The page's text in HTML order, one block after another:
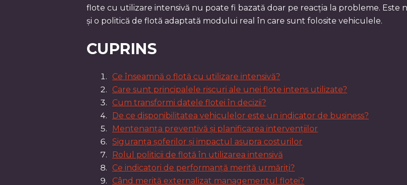
flote cu utilizare intensivă nu poate fi bazată doar pe reacția la probleme.
și o politică de flotă adaptată modului real în care sunt folosite vehiculele.
CUPRINS
Ce înseamnă o flotă cu utilizare intensivă?
Care sunt principalele riscuri ale unei flote intens utilizate?
Cum transformi datele flotei în decizii?
De ce disponibilitatea vehiculelor este un indicator de business?
Mentenanța preventivă și planificarea intervențiilor
Siguranța șoferilor și impactul asupra costurilor
Rolul politicii de flotă în utilizarea intensivă
Ce indicatori de performanță merită urmăriți?
Când merită externalizat managementul flotei?